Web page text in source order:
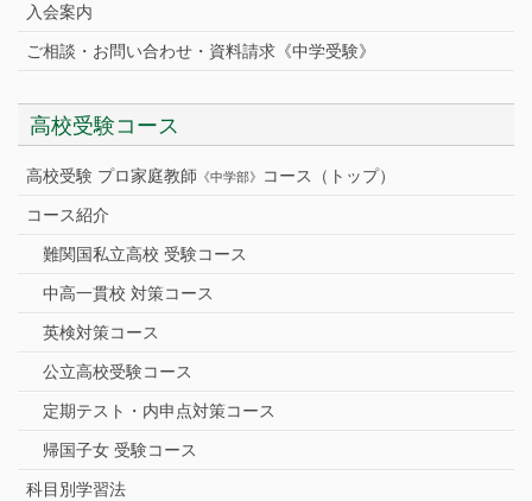
入会案内
ご相談・お問い合わせ・資料請求《中学受験》
高校受験コース
高校受験 プロ家庭教師 《中学部》 コース（トップ）
コース紹介
難関国私立高校 受験コース
中高一貫校 対策コース
英検対策コース
公立高校受験コース
定期テスト・内申点対策コース
帰国子女 受験コース
科目別学習法